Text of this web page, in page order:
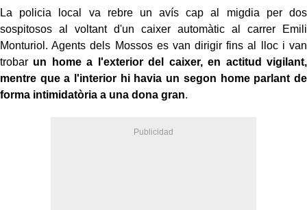
La policia local va rebre un avís cap al migdia per dos
sospitosos al voltant d'un caixer automàtic al carrer Emili
Monturiol. Agents dels Mossos es van dirigir fins al lloc i van
trobar un home a l'exterior del caixer, en actitud vigilant,
mentre que a l'interior hi havia un segon home parlant de
forma intimidatòria a una dona gran.